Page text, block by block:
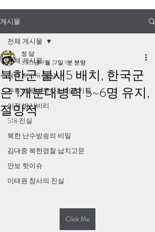
게시물
전체 게시물
작계 80518 영상
유튜브에서 못하는 이야기들
이적 방산비리
518 진실
북한 난수방송의 비밀
김대중 북한경찰 납치고문
안보 핫이슈
이태원 참사의 진실
전체 게시물
북한군 불새5 배치, 한국군
은 1개분대병력 5~6명 유지,
절망적
정 담
2022년 9월 27일 1분 분량
Click Me